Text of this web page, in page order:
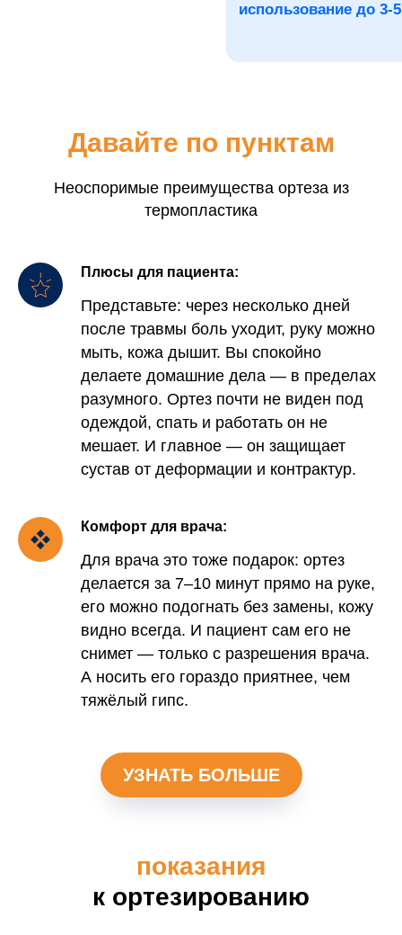
Давайте по пунктам
Неоспоримые преимущества ортеза из
термопластика
Плюсы для пациента:
Представьте: через несколько дней
после травмы боль уходит, руку можно
мыть, кожа дышит. Вы спокойно
делаете домашние дела — в пределах
разумного. Ортез почти не виден под
одеждой, спать и работать он не
мешает. И главное — он защищает
сустав от деформации и контрактур.
Комфорт для врача:
Для врача это тоже подарок: ортез
делается за 7–10 минут прямо на руке,
его можно подогнать без замены, кожу
видно всегда. И пациент сам его не
снимет — только с разрешения врача.
А носить его гораздо приятнее, чем
тяжёлый гипс.
УЗНАТЬ БОЛЬШЕ
показания
к ортезированию